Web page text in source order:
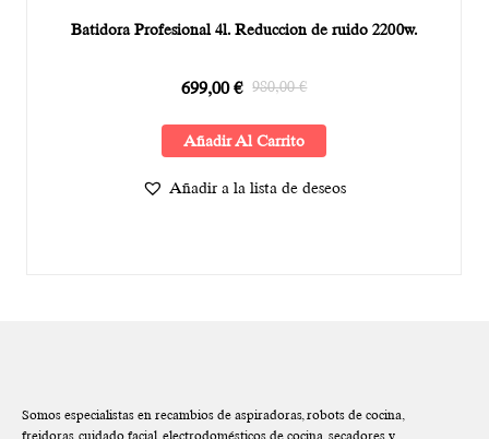
Batidora Profesional 4l. Reduccion de ruido 2200w.
980,00€
699,00€
Añadir Al Carrito
Añadir a la lista de deseos
Somos especialistas en recambios de aspiradoras, robots de cocina,
freidoras, cuidado facial, electrodomésticos de cocina, secadores y